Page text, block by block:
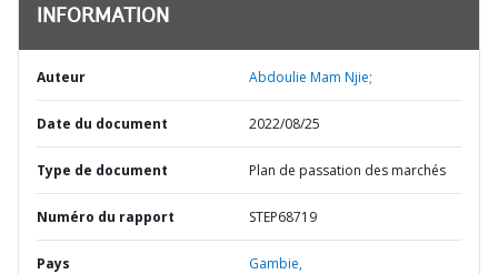
INFORMATION
Auteur Abdoulie Mam Njie;
Date du document 2022/08/25
Type de document Plan de passation des marchés
Numéro du rapport STEP68719
Pays Gambie,